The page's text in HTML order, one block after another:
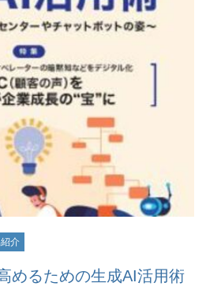
介
めるための生成AI活用術